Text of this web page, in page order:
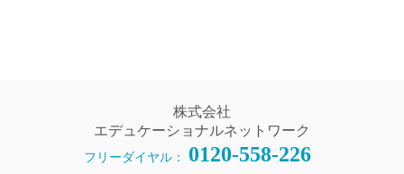
株式会社
エデュケーショナルネットワーク
フリーダイヤル： 0120-558-226